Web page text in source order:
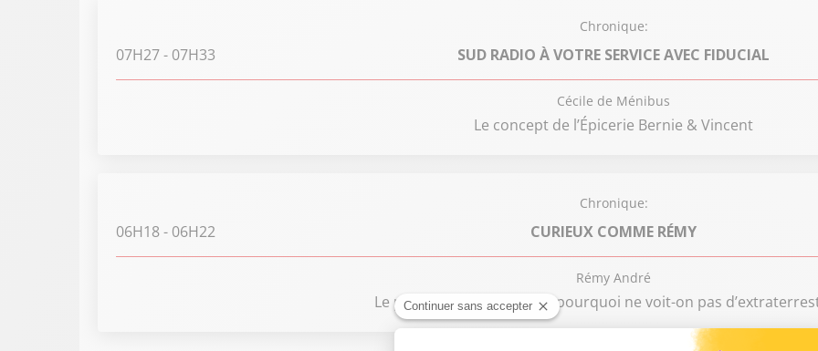
Chronique:
07H27- 07H33 SUD RADIO À VOTRE SERVICE AVEC FIDUCIAL
Cécile de Ménibus
Le concept de l’Épicerie Bernie & Vincent
Chronique:
06H18- 06H22 CURIEUX COMME RÉMY
Rémy André
Le paradoxe de Fermi, ou, pourquoi ne voit-on pas